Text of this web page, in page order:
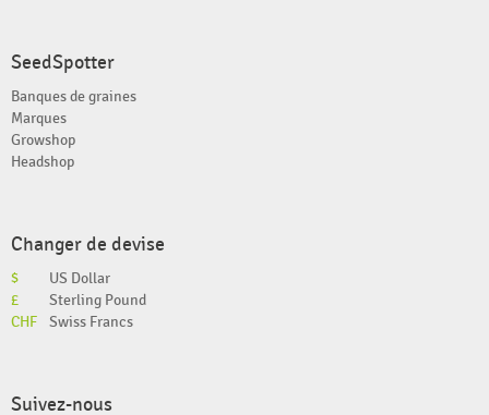
SeedSpotter
Banques de graines
Marques
Growshop
Headshop
Changer de devise
$
US Dollar
£
Sterling Pound
CHF
Swiss Francs
Suivez-nous